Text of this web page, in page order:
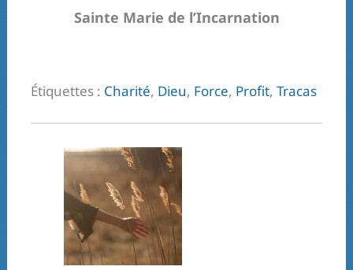
Sainte Marie de l’Incarnation
Étiquettes : Charité, Dieu, Force, Profit,Tracas